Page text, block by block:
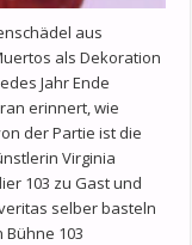
aus
als Dekoration
Jahr Ende
erinnert, wie
der Partie ist die
Virginia
103 zu Gast und
selber basteln
103